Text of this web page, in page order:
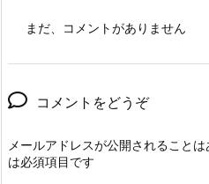
まだ、コメントがありません
コメントをどうぞ
メールアドレスが公開されることは
は必須項目です